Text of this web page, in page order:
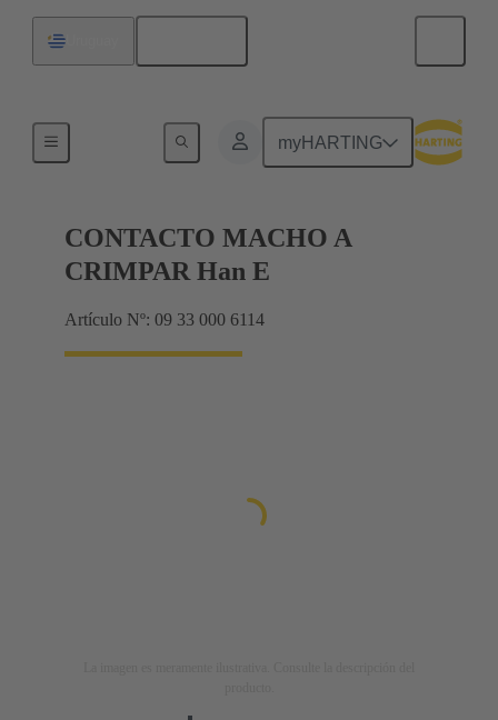
myHARTING
CONTACTO MACHO A
CRIMPAR Han E
Artículo Nº: 09 33 000 6114